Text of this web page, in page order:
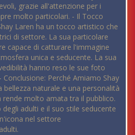
grazie all'attenzione per i
molto particolari. - Il Tocco
Laren ha un tocco artistico che
di settore. La sua particolare
capace di catturare l'immagine
unica e seducente. La sua
hanno reso le sue foto
Perché Amiamo Shay
bellezza naturale e una personalità
molto amata tra il pubblico.
adulti e il suo stile seducente
nel settore